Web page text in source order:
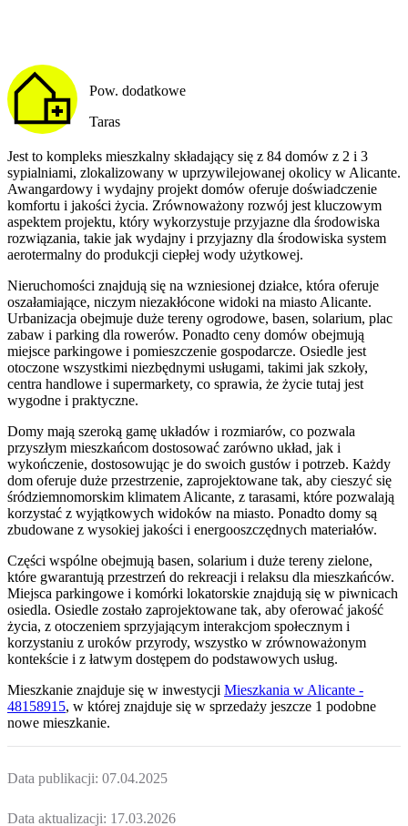
Pow. dodatkowe
Taras
Jest to kompleks mieszkalny składający się z 84 domów z 2 i 3
sypialniami, zlokalizowany w uprzywilejowanej okolicy w Alicante.
Awangardowy i wydajny projekt domów oferuje doświadczenie
komfortu i jakości życia. Zrównoważony rozwój jest kluczowym
aspektem projektu, który wykorzystuje przyjazne dla środowiska
rozwiązania, takie jak wydajny i przyjazny dla środowiska system
aerotermalny do produkcji ciepłej wody użytkowej.
Nieruchomości znajdują się na wzniesionej działce, która oferuje
oszałamiające, niczym niezakłócone widoki na miasto Alicante.
Urbanizacja obejmuje duże tereny ogrodowe, basen, solarium, plac
zabaw i parking dla rowerów. Ponadto ceny domów obejmują
miejsce parkingowe i pomieszczenie gospodarcze. Osiedle jest
otoczone wszystkimi niezbędnymi usługami, takimi jak szkoły,
centra handlowe i supermarkety, co sprawia, że ​​życie tutaj jest
wygodne i praktyczne.
Domy mają szeroką gamę układów i rozmiarów, co pozwala
przyszłym mieszkańcom dostosować zarówno układ, jak i
wykończenie, dostosowując je do swoich gustów i potrzeb. Każdy
dom oferuje duże przestrzenie, zaprojektowane tak, aby cieszyć się
śródziemnomorskim klimatem Alicante, z tarasami, które pozwalają
korzystać z wyjątkowych widoków na miasto. Ponadto domy są
zbudowane z wysokiej jakości i energooszczędnych materiałów.
Części wspólne obejmują basen, solarium i duże tereny zielone,
które gwarantują przestrzeń do rekreacji i relaksu dla mieszkańców.
Miejsca parkingowe i komórki lokatorskie znajdują się w piwnicach
osiedla. Osiedle zostało zaprojektowane tak, aby oferować jakość
życia, z otoczeniem sprzyjającym interakcjom społecznym i
korzystaniu z uroków przyrody, wszystko w zrównoważonym
kontekście i z łatwym dostępem do podstawowych usług.
Mieszkanie znajduje się w inwestycji Mieszkania w Alicante -
48158915, w której znajduje się w sprzedaży jeszcze 1 podobne
nowe mieszkanie.
Data publikacji: 07.04.2025
Data aktualizacji: 17.03.2026